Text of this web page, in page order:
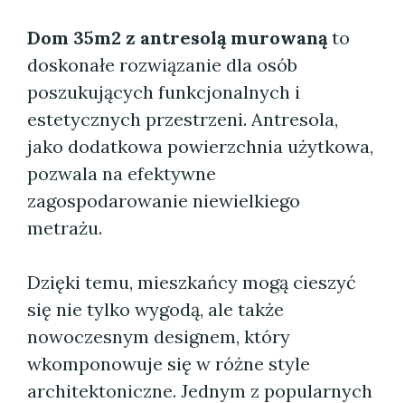
Dom 35m2 z antresolą murowanąto
doskonałe rozwiązanie dla osób
poszukujących funkcjonalnych i
estetycznych przestrzeni. Antresola,
jako dodatkowa powierzchnia użytkowa,
pozwala na efektywne
zagospodarowanie niewielkiego
metrażu.
Dzięki temu, mieszkańcy mogą cieszyć
się nie tylko wygodą, ale także
nowoczesnym designem, który
wkomponowuje się w różne style
architektoniczne. Jednym z popularnych